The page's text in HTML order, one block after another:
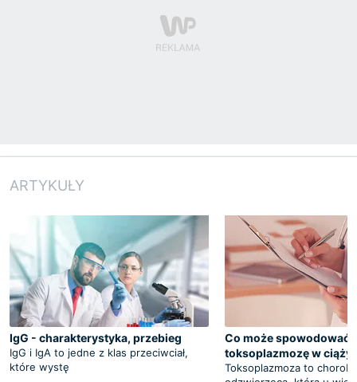
ARTYKUŁY
IgG - charakterystyka, przebieg
IgG i IgA to jedne z klas przeciwciał,
które wystę
Co może spowodować
toksoplazmozę w
Toksoplazmoza to choroba